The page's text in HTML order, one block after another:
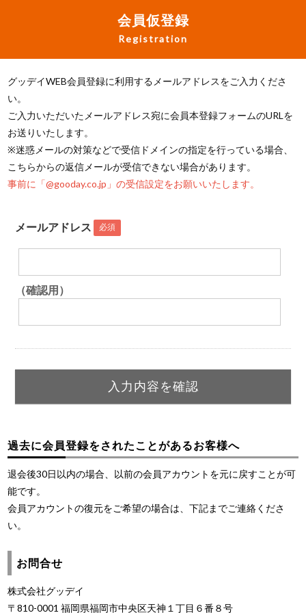
会員仮登録
Registration
グッデイWEB会員登録に利用するメールアドレスをご入力くださ
い。
ご入力いただいたメールアドレス宛に会員本登録フォームのURLを
お送りいたします。
※迷惑メールの対策などで受信ドメインの指定を行っている場合、
こちらからの返信メールが受信できない場合があります。
事前に「@gooday.co.jp」の受信設定をお願いいたします。
メールアドレス 必須
（確認用）
過去に会員登録をされたことがあるお客様へ
退会後30日以内の場合、以前の会員アカウントを元に戻すことが可
能です。
会員アカウントの復元をご希望の場合は、下記までご連絡くださ
い。
お問合せ
株式会社グッデイ
〒810-0001 福岡県福岡市中央区天神１丁目６番８号